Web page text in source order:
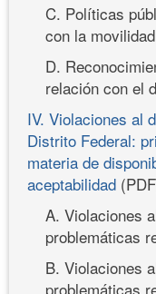
C. Políticas
con la
D.
relación con el
IV. Violaciones al
Distrito Federal:
materia de
aceptabilidad
A. Violaciones
problemáticas
B. Violaciones
problemáticas